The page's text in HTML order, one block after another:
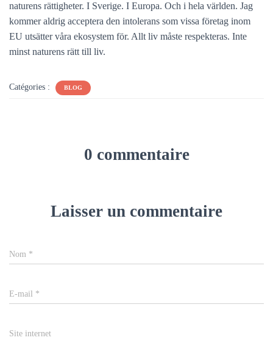
naturens rättigheter. I Sverige. I Europa. Och i hela världen. Jag
kommer aldrig acceptera den intolerans som vissa företag inom
EU utsätter våra ekosystem för. Allt liv måste respekteras. Inte
minst naturens rätt till liv.
Catégories : BLOG
0 commentaire
Laisser un commentaire
Nom *
E-mail *
Site internet